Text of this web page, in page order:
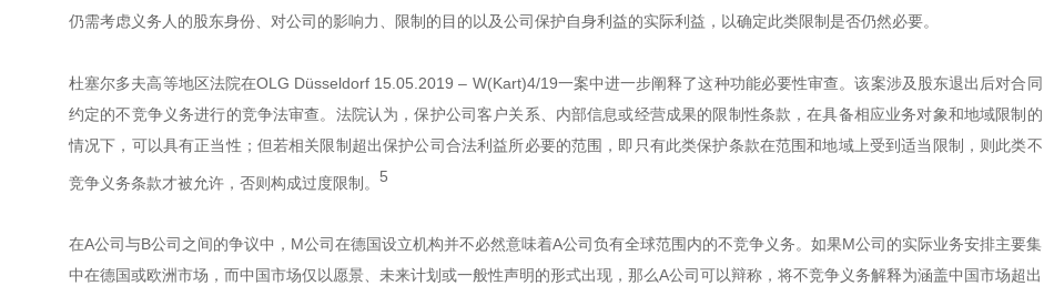
仍需考虑义务人的股东身份、对公司的影响力、限制的目的以及公司保护自身利益的实际利益，以确定此类限制是否仍然必要。
杜塞尔多夫高等地区法院在OLG Düsseldorf 15.05.2019 – W(Kart)4/19一案中进一步阐释了这种功能必要性审查。该案涉及股东退出后对合同
约定的不竞争义务进行的竞争法审查。法院认为，保护公司客户关系、内部信息或经营成果的限制性条款，在具备相应业务对象和地域限制的
情况下，可以具有正当性；但若相关限制超出保护公司合法利益所必要的范围，即只有此类保护条款在范围和地域上受到适当限制，则此类不
竞争义务条款才被允许，否则构成过度限制。 5
在A公司与B公司之间的争议中，M公司在德国设立机构并不必然意味着A公司负有全球范围内的不竞争义务。如果M公司的实际业务安排主要集
中在德国或欧洲市场，而中国市场仅以愿景、未来计划或一般性声明的形式出现，那么A公司可以辩称，将不竞争义务解释为涵盖中国市场超出